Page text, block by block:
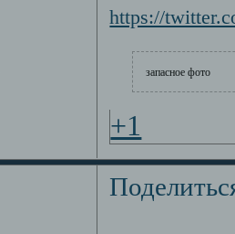
https://
запасное фото
+1